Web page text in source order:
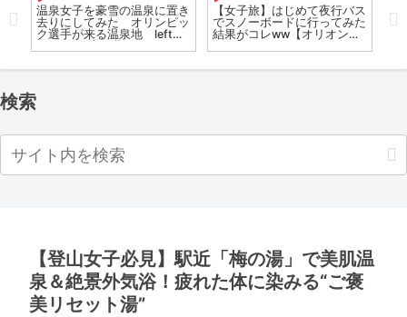
温泉女子を豪雪の温泉に置き
去りにしてみた オリンピッ
ク選手が来る温泉地 left
#japan
【女子旅】はじめて夜行バス
でスノーボードに行ってみた
結果がコレww【オリオンツ
温
い
検索
【登山女子必見】駅近「梅の湯」で美肌温
泉＆絶景外気浴！疲れた体に染みる“ご褒
美リセット湯”